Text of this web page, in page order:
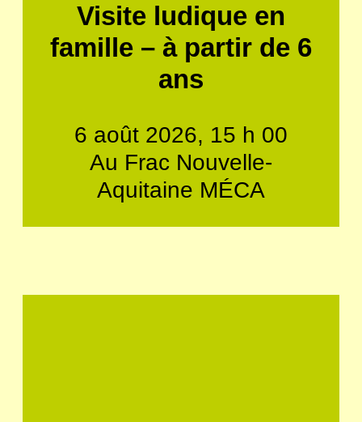
Visite ludique en
famille – à partir de 6
ans
6 août 2026, 15 h 00
Au Frac Nouvelle-
Aquitaine MÉCA